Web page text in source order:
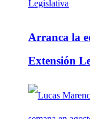
Arranca la
Extensión